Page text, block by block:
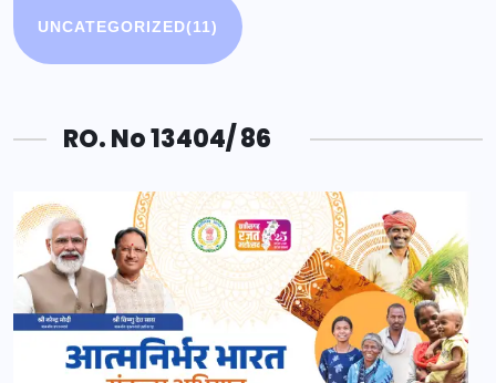
UNCATEGORIZED(11)
RO. No 13404/ 86